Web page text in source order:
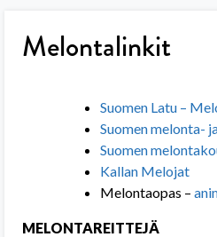
Melontalinkit
Suomen Latu –
Suomen melonta-
Suomen
Kallan Melojat
Melontaopas –
MELONTAREITTEJÄ